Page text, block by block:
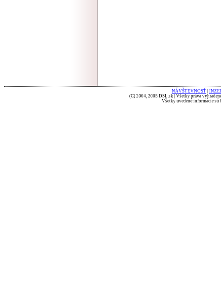
NÁVŠTEVNOSŤ
(C) 2004, 2005 DSL.sk | Všetky práva
Všetky uvedené informácie sú